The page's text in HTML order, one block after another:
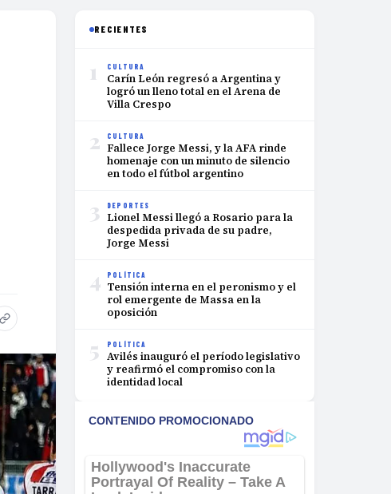
RECIENTES
1 CULTURA
Carín León regresó a Argentina y
logró un lleno total en el Arena de
Villa Crespo
2 CULTURA
Fallece Jorge Messi, y la AFA rinde
homenaje con un minuto de silencio
en todo el fútbol argentino
3 DEPORTES
Lionel Messi llegó a Rosario para la
despedida privada de su padre,
Jorge Messi
4 POLÍTICA
Tensión interna en el peronismo y el
rol emergente de Massa en la
oposición
5 POLÍTICA
Avilés inauguró el período legislativo
y reafirmó el compromiso con la
identidad local